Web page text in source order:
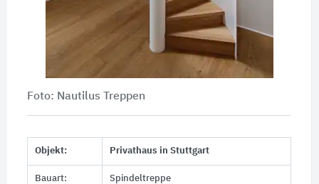
Foto: Nautilus Treppen
Objekt: Privathaus in Stuttgart
Bauart: Spindeltreppe